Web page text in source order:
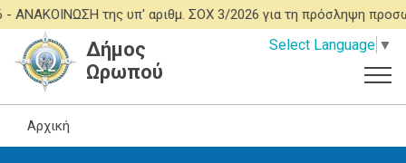
Παράκαμψη
προς
περιεχόμενο
ΑΝΑΚΟΙΝΩΣΗ της υπ' αριθμ. ΣΟΧ 3/2026 για τη πρόσληψη
Select Language ▼
Δήμος
Ωρωπού
Αρχική